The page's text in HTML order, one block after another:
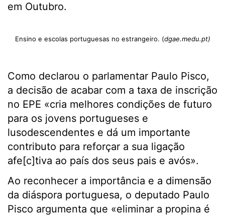
em Outubro.
Ensino e escolas portuguesas no estrangeiro. (dgae.medu.pt)
Como declarou o parlamentar Paulo Pisco,
a decisão de acabar com a taxa de inscrição
no EPE «cria melhores condições de futuro
para os jovens portugueses e
lusodescendentes e dá um importante
contributo para reforçar a sua ligação
afe[c]tiva ao país dos seus pais e avós».
Ao reconhecer a importância e a dimensão
da diáspora portuguesa, o deputado Paulo
Pisco argumenta que «eliminar a propina é